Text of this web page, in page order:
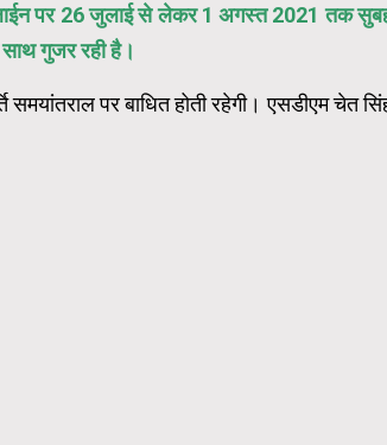
पर 26 जुलाई से लेकर 1 अगस्त 2021 तक
गुजर रही है।
पर बाधित होती रहेगी। एसडीएम चेत